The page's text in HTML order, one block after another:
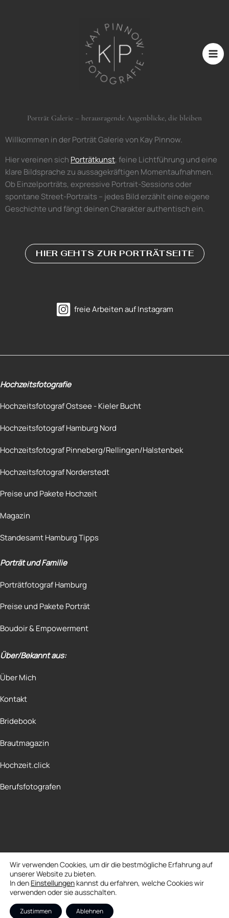
Porträt Galerie – herausragende Augenblicke, die bleiben
Willkommen in der Porträt Galerie von Kay Pinnow.
Hier vereinen sich Porträtkunst, feine Lichtführung und eine
klare Bildsprache zu aussagekräftigen Momentaufnahmen.
Ob Einzelporträts, expressive Portrait-Sessions oder
spontane Street-Portraits – jedes Bild erzählt eine eigene
Geschichte und fängt deinen Charakter authentisch ein.
HIER GEHTS ZUR PORTRÄTSEITE
freie Arbeiten auf Instagram
Hochzeitsfotografie
Hochzeitsfotograf Ostsee - Kieler Bucht
Hochzeitsfotograf Hamburg Nord
Hochzeitsfotograf Pinneberg/Rellingen/Halstenbek
Hochzeitsfotograf Norderstedt
Preise und Pakete Hochzeit
Magazin
Standesamt Hamburg Tipps
Porträt und Familie
Porträtfotograf Hamburg
Preise und Pakete Porträt
Boudoir & Empowerment
Über/Bekannt aus:
Über Mich
Kontakt
Bridebook
Brautmagazin
Hochzeit.click
Berufsfotografen
Copyright + Design © 2026 Kay Pinnow Fotografie
Margaretha-Rothe-Weg 3 · 22455 Hamburg
Wir verwenden Cookies, um dir die bestmögliche Erfahrung auf
unserer Website zu bieten.
In den Einstellungen kannst du erfahren, welche Cookies wir
verwenden oder sie ausschalten.
Zustimmen Ablehnen